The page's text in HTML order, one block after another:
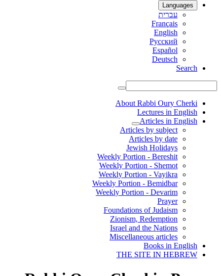
Languages
עברית
Français
English
Русский
Español
Deutsch
Search
About Rabbi Oury Cherki
Lectures in English
Articles in English
Articles by subject
Articles by date
Jewish Holidays
Weekly Portion - Bereshit
Weekly Portion - Shemot
Weekly Portion - Vayikra
Weekly Portion - Bemidbar
Weekly Portion - Devarim
Prayer
Foundations of Judaism
Zionism, Redemption
Israel and the Nations
Miscellaneous articles
Books in English
THE SITE IN HEBREW